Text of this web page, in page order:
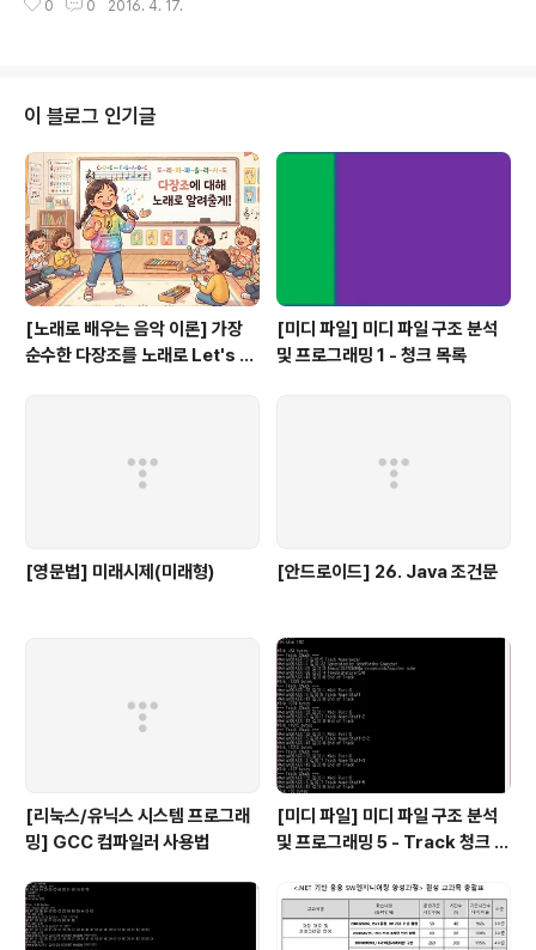
않더군요.높이는 460미터 밖에 안 되지만 저질 체력인 우
0 0 2016. 4. 17.
이 블로그 인기글
[노래로 배우는 음악 이론] 가장
순수한 다장조를 노래로 Let's G
[미디 파일] 미디 파일 구조 분석
및 프로그래밍 1 - 청크 목록
[영문법] 미래시제(미래형) [안드로이드] 26. Java 조건문
[리눅스/유닉스 시스템 프로그래
밍] GCC 컴파일러 사용법
[미디 파일] 미디 파일 구조 분석
및 프로그래밍 5 - Track 청크 3,